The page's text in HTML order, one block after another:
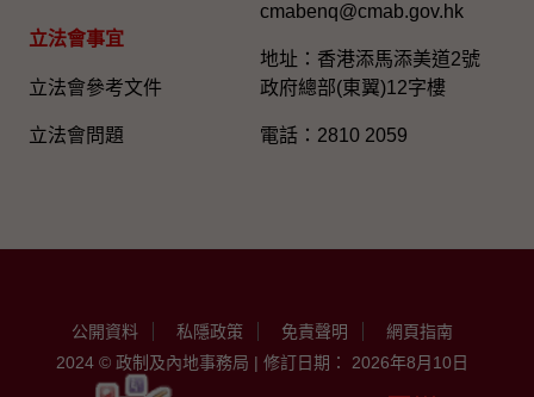
立法會事宜
立法會參考文件
立法會問題
cmabenq@cmab.gov.hk​
地址：香港添馬添美道2號
政府總部(東翼)12字樓
電話：2810 2059
公開資料 私隱政策 免責聲明
網頁指南
2024 © 政制及內地事務局 | 修訂日期： 2026年8月10日